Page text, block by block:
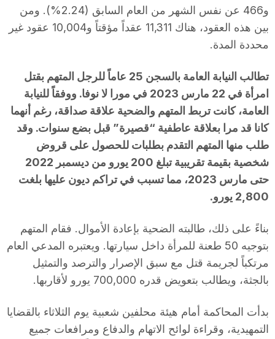
و466 عن نفس الشهر من العام السابق (2.24%). ومن
بين هذه العقود، هناك 11,311 عقداً مؤقتاً و10,004 عقود غير
محددة المدة.
تطالب النيابة العامة بالسجن 25 عاماً للرجل المتهم بقتل
امرأة في 22 مارس 2023 في مورا لا نوفا. ووفقاً للنيابة
العامة، كانت تربط المتهم والضحية علاقة صداقة، رغم أنهما
كانا قد مرا بعلاقة عاطفية “قصيرة” قبل بضع سنوات. وقد
طلب منها المتهم التقدم بطلبات للحصول على قروض
شخصية بقيمة تقريبية تبلغ 200 يورو من ديسمبر 2022
حتى مارس 2023، مما تسبب في تراكم ديون عليها بلغت
2,800 يورو.
بناءً على ذلك، طالبته الضحية بإعادة الأموال. فقام المتهم
بتوجيه 50 طعنة للمرأة داخل سيارتها. ويعتبره المدعي العام
مرتكباً لجريمة قتل مع سبق الإصرار والترصد والتمثيل
بالجثة، ويطالب بتعويض قدره 700,000 يورو لأقاربها.
بدأت المحاكمة أمام هيئة محلفين شعبية يوم الثلاثاء بالقضايا
التمهيدية، وقراءة لوائح الاتهام والدفاع ومرافعات جميع